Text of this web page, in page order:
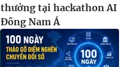
thưởng tại hackathon AI
Đông Nam Á